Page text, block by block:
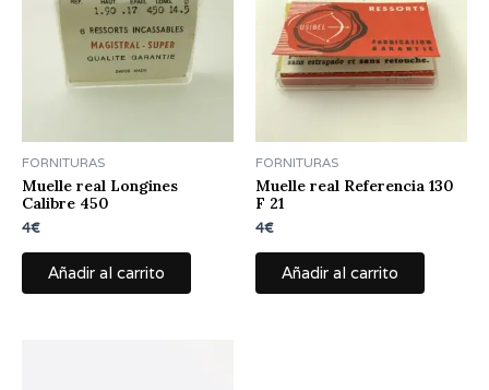
FORNITURAS
Muelle real Longines
Calibre 450
4€
Añadir al carrito
FORNITURAS
Muelle real Referencia 130
F 21
4€
Añadir al carrito